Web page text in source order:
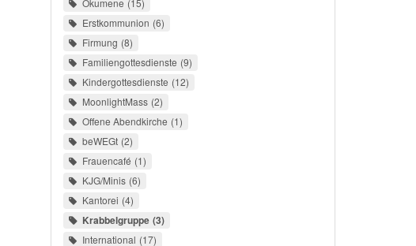
Erstkommunion 6
Firmung 8
Familiengottesdienste 9
Kindergottesdienste 12
MoonlightMass 2
Offene Abendkirche 1
beWEGt 2
Frauencafé 1
KJG/Minis 6
Kantorei 4
Krabbelgruppe 3
International 17